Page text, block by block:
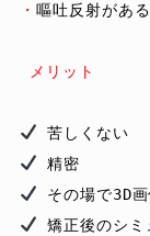
・ 嘔吐反射があ
メリット
矯正後のシ